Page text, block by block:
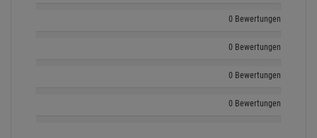
0 Bewertungen
0 Bewertungen
0 Bewertungen
0 Bewertungen